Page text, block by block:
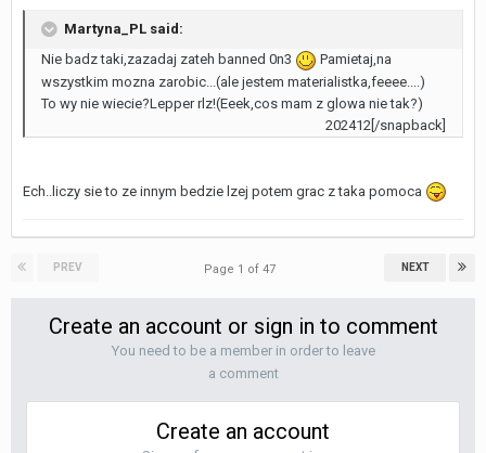
Martyna_PL said:
Nie badz taki,zazadaj zateh banned 0n3
Pamietaj,na
wszystkim mozna zarobic...(ale jestem materialistka,feeee....)
To wy nie wiecie?Lepper rlz!(Eeek,cos mam z glowa nie tak?)
202412[/snapback]
Ech..liczy sie to ze innym bedzie lzej potem grac z taka pomoca
PREV NEXT
Page 1 of 47
Create an account or sign in to comment
You need to be a member in order to leave
a comment
Create an account